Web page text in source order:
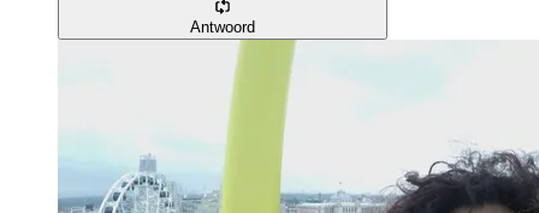
Antwoord